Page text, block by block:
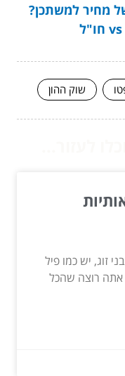
מחיר למשתכן?
שוק ההון
זוג, יש כמו פיל
רוצה שהכל